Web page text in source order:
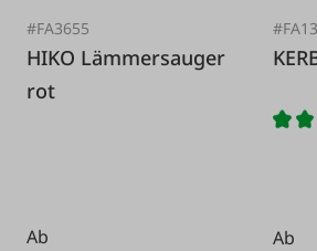
#FA3655
HIKO Lämmersauger
rot
Ab
Ab